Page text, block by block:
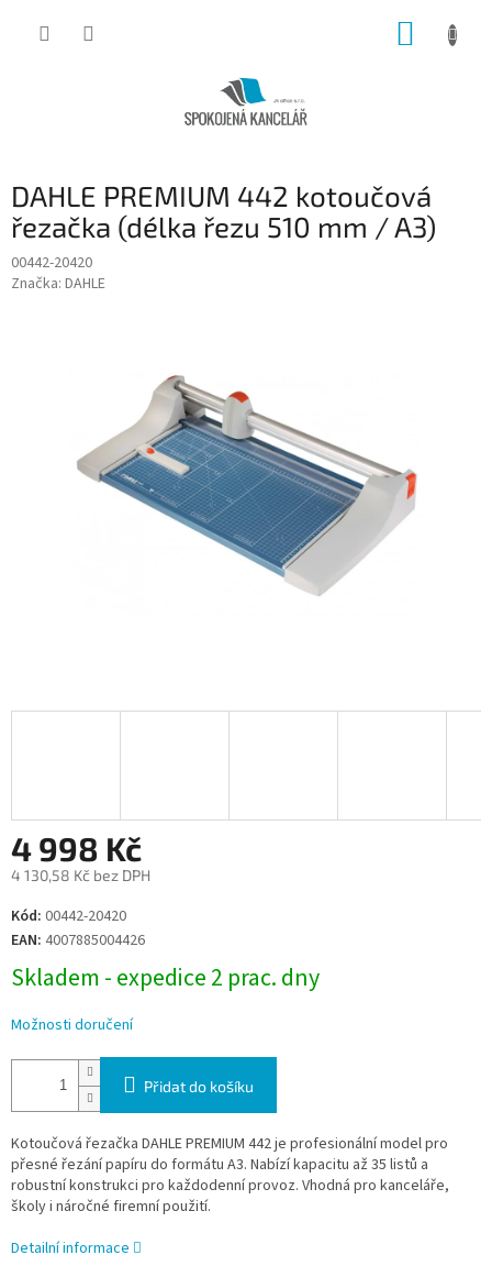
DAHLE PREMIUM 442 kotoučová
řezačka (délka řezu 510 mm / A3)
00442-20420
Značka: DAHLE
4 998 Kč
4 130,58 Kč bez DPH
Měrná
cena:
Kód: 00442-20420
EAN: 4007885004426
Skladem - expedice 2 prac. dny
Možnosti doručení
Přidat do košíku
Kotoučová řezačka DAHLE PREMIUM 442 je profesionální model pro
přesné řezání papíru do formátu A3. Nabízí kapacitu až 35 listů a
robustní konstrukci pro každodenní provoz. Vhodná pro kanceláře,
školy i náročné firemní použití.
Detailní informace